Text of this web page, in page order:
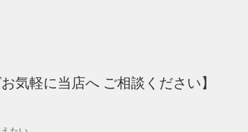
気軽に当店へ ご相談ください】